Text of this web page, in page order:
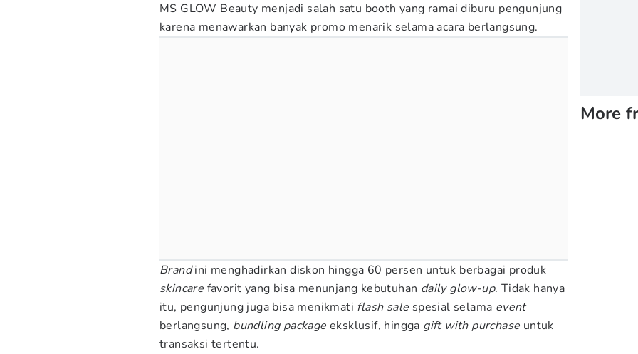
MS GLOW Beauty menjadi salah satu booth yang ramai diburu pengunjung
karena menawarkan banyak promo menarik selama acara berlangsung.
Brandini menghadirkan diskon hingga 60 persen untuk berbagai produk
skincare favorit yang bisa menunjang kebutuhan daily glow-up. Tidak hanya
itu, pengunjung juga bisa menikmati flash sale spesial selama event
berlangsung, bundling package eksklusif, hingga gift with purchase untuk
transaksi tertentu.
More